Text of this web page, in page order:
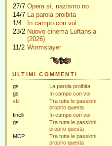
27/7 Opera sì, nazismo no
14/7 La parola proibita
1/4
In campo con voi
23/2 Nuovo cinema Luftansia
(2026)
11/2 Wormslayer
ULTIMI COMMENTI
gs
La parola proibita
gs
In campo con voi
vb
Tra tutte le passioni,
proprio questa
finelli
In campo con voi
gs
Tra tutte le passioni,
proprio questa
MCP
Tra tutte le passioni,
proprio questa